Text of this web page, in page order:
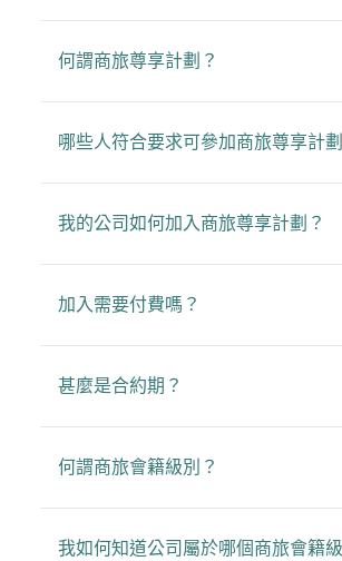
何謂商旅尊享計劃？
哪些人符合要求可參加商旅尊享計
我的公司如何加入商旅尊享計劃？
加入需要付費嗎？
甚麼是合約期？
何謂商旅會籍級別？
我如何知道公司屬於哪個商旅會籍